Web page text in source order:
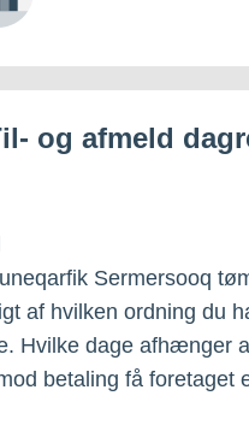
og afmeld
Sermersooq
af hvilken ordning du
Hvilke dage afhænger
betaling få foretaget